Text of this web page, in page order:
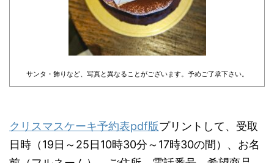
サンタ・飾りなど、写真と異なることがございます。予めご了承下さい。
クリスマスケーキ予約表pdf版プリントして、受取
日時（19日～25日10時30分～17時30の間）、お名